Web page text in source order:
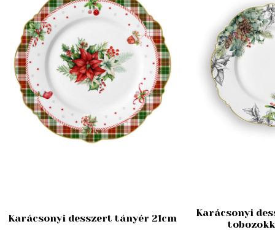
Karácsonyi desszert tányér 21cm
Karácsonyi